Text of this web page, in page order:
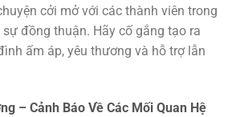
cởi mở với các thành viên trong
đồng thuận. Hãy cố gắng tạo ra
ấm áp, yêu thương và hỗ trợ lẫn
– Cảnh Báo Về Các Mối Quan Hệ